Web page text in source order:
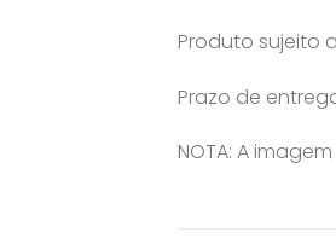
Produto sujeito
Prazo de
NOTA: A